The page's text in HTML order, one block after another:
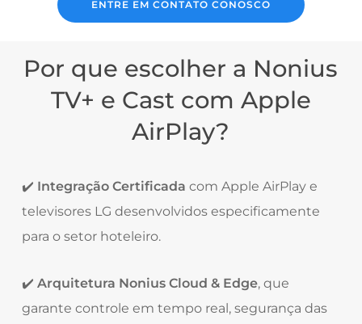
ENTRE EM CONTATO CONOSCO
Por que escolher a Nonius
TV+ e Cast com Apple
AirPlay?
✔️ Integração Certificada com Apple AirPlay e
televisores LG desenvolvidos especificamente
para o setor hoteleiro.
✔️ Arquitetura Nonius Cloud & Edge, que
garante controle em tempo real, segurança das